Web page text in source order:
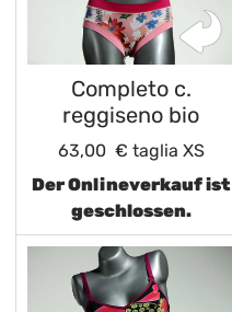
Completo c.
reggiseno bio
63,00 € taglia XS
Der Onlineverkauf ist
geschlossen.